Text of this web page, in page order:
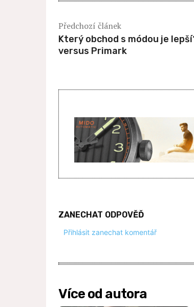
Předchozí článek
Který obchod s módou je
versus Primark
ZANECHAT ODPOVĚĎ
Přihlásit zanechat komentář
Více od autora